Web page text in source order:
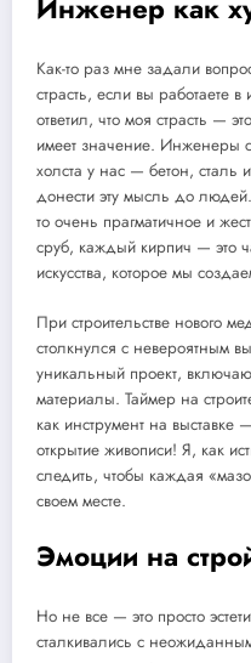
Инженер как
Как-то раз мне задали
страсть, если вы работаете
ответил, что моя страсть —
имеет значение. Инженеры
холста у нас — бетон,
донести эту мысль до
то очень прагматичное и
сруб, каждый кирпич — это
искусства, которое мы
При строительстве нового
столкнулся с невероятным
уникальный проект,
материалы. Таймер на
как инструмент на выставке
открытие живописи! Я, как
следить, чтобы каждая
своем месте.
Эмоции на
Но не все — это просто
сталкивались с